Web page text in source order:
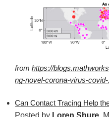
from https://
ng-novel-corona-virus-
Can Contact Tracing Help